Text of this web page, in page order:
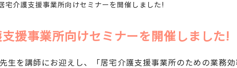
宅介護支援事業所向けセミナーを開催しました!
援事業所向けセミナーを開催しました!
生を講師にお迎えし、「居宅介護支援事業所のための業務